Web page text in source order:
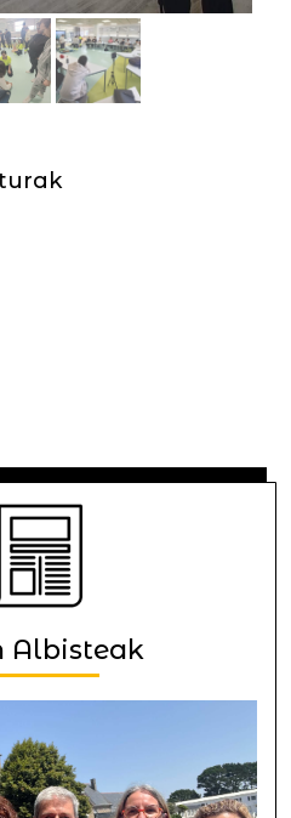
Albisteak